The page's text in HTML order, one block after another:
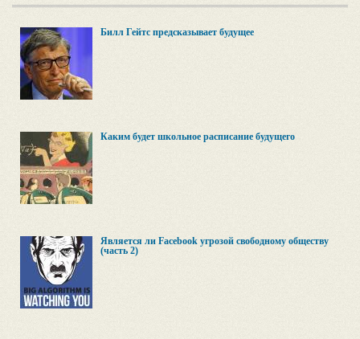
Билл Гейтс предсказывает будущее
Каким будет школьное расписание будущего
Является ли Facebook угрозой свободному обществу
(часть 2)